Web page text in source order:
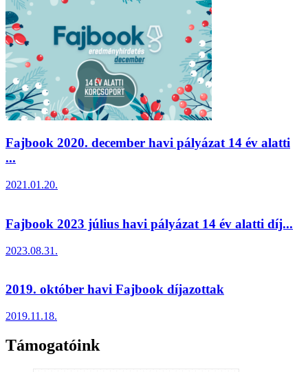
Fajbook 2020. december havi pályázat 14 év alatti
...
2021.01.20.
Fajbook 2023 július havi pályázat 14 év alatti díj...
2023.08.31.
2019. október havi Fajbook díjazottak
2019.11.18.
Támogatóink